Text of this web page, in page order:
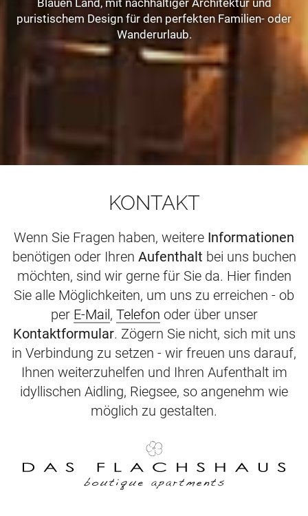
puristischem Design für den perfekten Familien- oder
Wanderurlaub.
KONTAKT
Wenn Sie Fragen haben, weitere Informationen
benötigen oder Ihren Aufenthalt bei uns buchen
möchten, sind wir gerne für Sie da. Hier finden
Sie alle Möglichkeiten, um uns zu erreichen - ob
per E-Mail, Telefon oder über unser
Kontaktformular. Zögern Sie nicht, sich mit uns
in Verbindung zu setzen - wir freuen uns darauf,
Ihnen weiterzuhelfen und Ihren Aufenthalt im
idyllischen Aidling, Riegsee, so angenehm wie
möglich zu gestalten.